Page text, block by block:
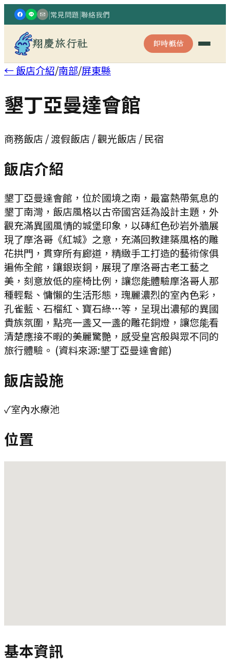
|常見問題|聯絡我們
翔慶旅行社 即時概估
← 飯店介紹/南部/屏東縣
墾丁亞曼達會館
商務飯店 / 渡假飯店 / 觀光飯店 / 民宿
飯店介紹
墾丁亞曼達會館，位於國境之南，最富熱帶氣息的
墾丁南灣，飯店風格以古帝國宮廷為設計主題，外
觀充滿異國風情的城堡印象，以磚紅色砂岩外牆展
現了摩洛哥《紅城》之意，充滿回教建築風格的雕
花拱門，貫穿所有廊道，精緻手工打造的藝術傢俱
遍佈全館，鑲銀崁銅，展現了摩洛哥古老工藝之
美，刻意放低的座椅比例，讓您能體驗摩洛哥人那
種輕鬆、慵懶的生活形態，瑰麗濃烈的室內色彩，
孔雀藍、石榴紅、寶石綠…等，呈現出濃郁的異國
貴族氛圍，點亮一盞又一盞的雕花銅燈，讓您能看
清楚應接不暇的美麗驚艷，感受皇宮般與眾不同的
旅行體驗。 (資料來源:墾丁亞曼達會館)
飯店設施
✓室內水療池
位置
基本資訊